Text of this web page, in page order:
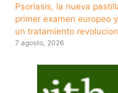
Psoriasis, la nueva
primer examen europeo
un tratamiento
7 agosto, 2026